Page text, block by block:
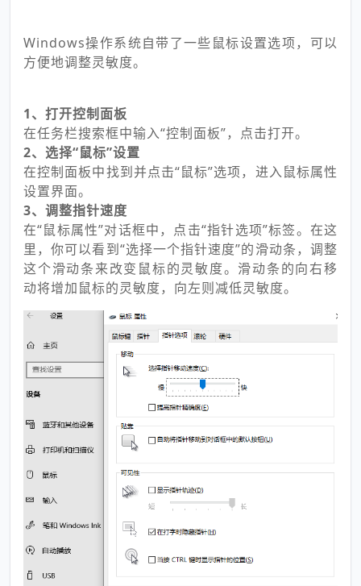
Windows操作系统自带了一些鼠标设置选项，可以
方便地调整灵敏度。
1、打开控制面板
在任务栏搜索框中输入“控制面板”，点击打开。
2、选择“鼠标”设置
在控制面板中找到并点击“鼠标”选项，进入鼠标属性
设置界面。
3、调整指针速度
在“鼠标属性”对话框中，点击“指针选项”标签。在这
里，你可以看到“选择一个指针速度”的滑动条，调整
这个滑动条来改变鼠标的灵敏度。滑动条的向右移
动将增加鼠标的灵敏度，向左则减低灵敏度。